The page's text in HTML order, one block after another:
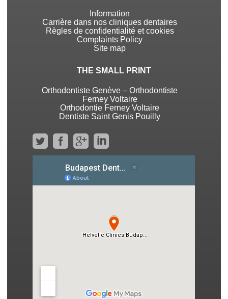
Information
Carrière dans nos cliniques dentaires
Règles de confidentialité et cookies
Complaints Policy
Site map
THE SMALL PRINT
Orthodontiste Genève – Orthodontiste
Ferney Voltaire
Orthodontie Ferney Voltaire
Dentiste Saint Genis Pouilly